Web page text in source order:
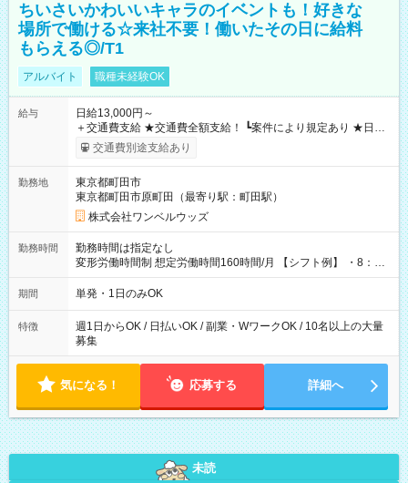
ちいさいかわいいキャラのイベントも！好きな
場所で働ける☆来社不要！働いたその日に給料
もらえる◎/T1
アルバイト 職種未経験OK
給与
日給13,000円～
＋交通費支給 ★交通費全額支給！ ┗案件により規定あり ★日払
いOK！（規定あり） ┗働いたその日に現金GET♪ お仕事後はコ
ンビニATMから 日払い分を引き落とせます！ 【試用期間】試
交通費別途支給あり
勤務地
東京都町田市
東京都町田市原町田（最寄り駅：町田駅）
株式会社ワンベルウッズ
勤務時間
勤務時間は指定なし
変形労働時間制 想定労働時間160時間/月 【シフト例】 ・8：00
～21：00
期間 単発・1日のみOK
特徴
週1日からOK / 日払いOK / 副業・WワークOK / 10名以上の大量
募集
気になる！ 応募する 詳細へ
未読